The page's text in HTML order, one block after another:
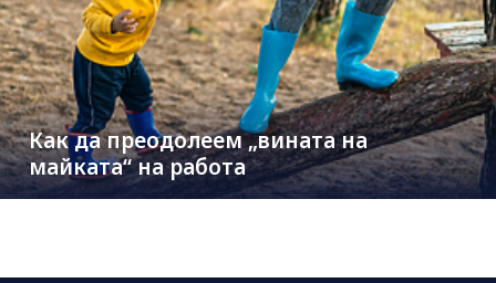
Как да преодолеем „вината на
майката“ на работа